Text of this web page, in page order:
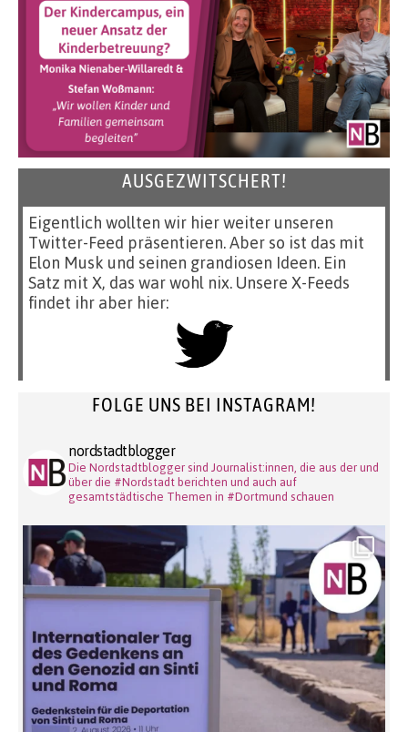
AUSGEZWITSCHERT!
Eigentlich wollten wir hier weiter unseren
Twitter-Feed präsentieren. Aber so ist das mit
Elon Musk und seinen grandiosen Ideen. Ein
Satz mit X, das war wohl nix. Unsere X-Feeds
findet ihr aber hier:
FOLGE UNS BEI INSTAGRAM!
nordstadtblogger
Die Nordstadtblogger sind Journalist:innen, die aus der und
über die #Nordstadt berichten und auch auf
gesamtstädtische Themen in #Dortmund schauen